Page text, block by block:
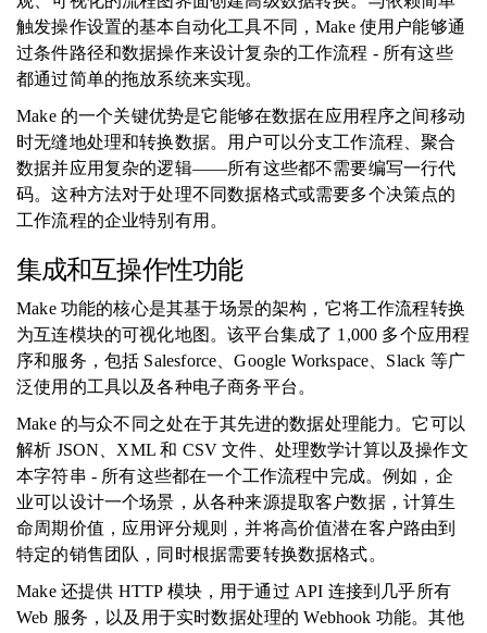
触发操作设置的基本自动化工具不同，Make 使用户能够通
过条件路径和数据操作来设计复杂的工作流程 - 所有这些
都通过简单的拖放系统来实现。
Make 的一个关键优势是它能够在数据在应用程序之间移动
时无缝地处理和转换数据。用户可以分支工作流程、聚合
数据并应用复杂的逻辑——所有这些都不需要编写一行代
码。这种方法对于处理不同数据格式或需要多个决策点的
工作流程的企业特别有用。
集成和互操作性功能
Make 功能的核心是其基于场景的架构，它将工作流程转换
为互连模块的可视化地图。该平台集成了 1,000 多个应用程
序和服务，包括 Salesforce、Google Workspace、Slack 等广
泛使用的工具以及各种电子商务平台。
Make 的与众不同之处在于其先进的数据处理能力。它可以
解析 JSON、XML 和 CSV 文件、处理数学计算以及操作文
本字符串 - 所有这些都在一个工作流程中完成。例如，企
业可以设计一个场景，从各种来源提取客户数据，计算生
命周期价值，应用评分规则，并将高价值潜在客户路由到
特定的销售团队，同时根据需要转换数据格式。
Make 还提供 HTTP 模块，用于通过 API 连接到几乎所有
Web 服务，以及用于实时数据处理的 Webhook 功能。其他